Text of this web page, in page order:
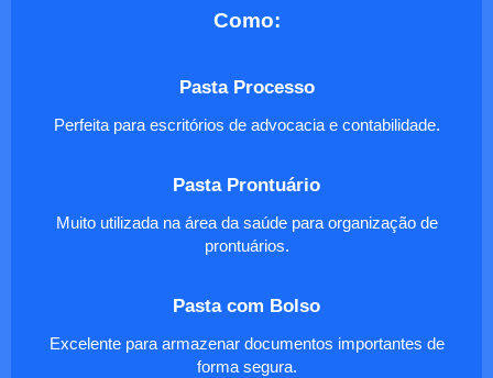
Como:
Pasta Processo
Perfeita para escritórios de advocacia e contabilidade.
Pasta Prontuário
Muito utilizada na área da saúde para organização de
prontuários.
Pasta com Bolso
Excelente para armazenar documentos importantes de
forma segura.